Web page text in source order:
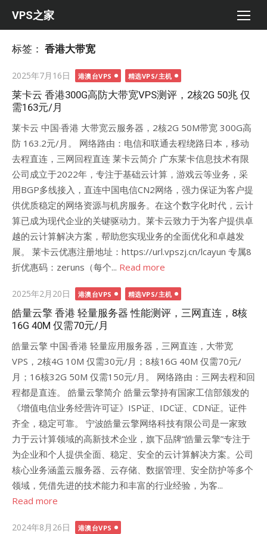
VPS之家
标签： 香港大带宽
Posted
on
2025年7月16日 港澳台VPS 精选VPS/主机
莱卡云 香港300G高防大带宽VPS测评，2核2G 50兆 仅
需163元/月
莱卡云 中国·香港 大带宽云服务器，2核2G 50M带宽 300G高
防 163.2元/月。 网络路由：电信和联通去程绕路日本，移动
去程直连，三网回程直连 莱卡云简介 广东莱卡信息技术有限
公司成立于2022年，专注于基础云计算，游戏云等业务，采
用BGP多线接入，直连中国电信CN2网络，强力保证为客户提
供优质稳定的网络资源与机房服务。在这个数字化时代，云计
算已成为现代企业的关键驱动力。莱卡云致力于为客户提供卓
越的云计算解决方案，帮助您实现业务的全面优化和卓越发
展。 莱卡云优惠注册地址：https://url.vpszj.cn/lcayun 专属8
折优惠码：zeruns（每个... Read more
Posted
on
2025年2月20日 港澳台VPS 精选VPS/主机
皓量云擎 香港 轻量服务器 性能测评，三网直连，8核
16G 40M 仅需70元/月
皓量云擎 中国·香港 轻量应用服务器，三网直连，大带宽
VPS，2核4G 10M 仅需30元/月；8核16G 40M 仅需70元/
月；16核32G 50M 仅需150元/月。 网络路由：三网去程和回
程都是直连。 皓量云擎简介 皓量云擎持有国家工信部颁发的
《增值电信业务经营许可证》ISP证、IDC证、CDN证。证件
齐全，稳定可靠。 宁波皓量云擎网络科技有限公司是一家致
力于云计算领域的高新技术企业，旗下品牌“皓量云擎”专注于
为企业和个人提供全面、稳定、安全的云计算解决方案。公司
核心业务涵盖云服务器、云存储、数据管理、安全防护等多个
领域，凭借先进的技术能力和丰富的行业经验，为客...
Read more
Posted
2024年8月26日 港澳台VPS